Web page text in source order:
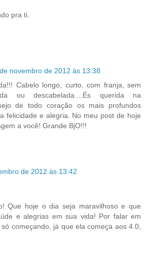
pra ti.
novembro de 2012 às 13:38
Cabelo longo, curto, com franja, sem
ou descabelada....És querida na
de todo coração os mais profundos
felicidade e alegria. No meu post de hoje
a você! Grande BjO!!!
de 2012 às 13:42
Que hoje o dia seja maravilhoso e que
e alegrias em sua vida! Por falar em
começando, já que ela começa aos 4.0,